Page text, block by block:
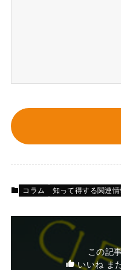
コラム 知って得する関連情
この記
いいね ま